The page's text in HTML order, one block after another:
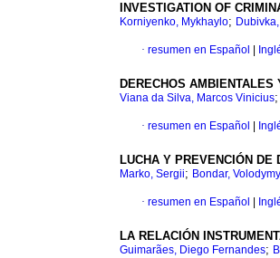
INVESTIGATION OF
Korniyenko, Mykhaylo;
· resumen en Español
DERECHOS
Viana da Silva, Marcos Vinicius;
· resumen en Español
LUCHA Y PREVENCIÓN
Marko, Sergii; Bondar,
· resumen en Español
LA RELACIÓN
Guimarães, Diego Fernandes;